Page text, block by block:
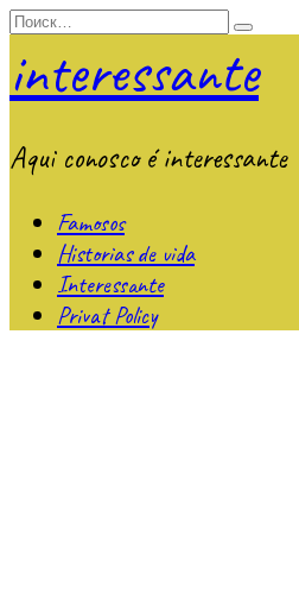
Перейти
содержанию
Search
interessante
Aqui conosco é interessante
Famosos
Historias de vida
Interessante
Privat Policy